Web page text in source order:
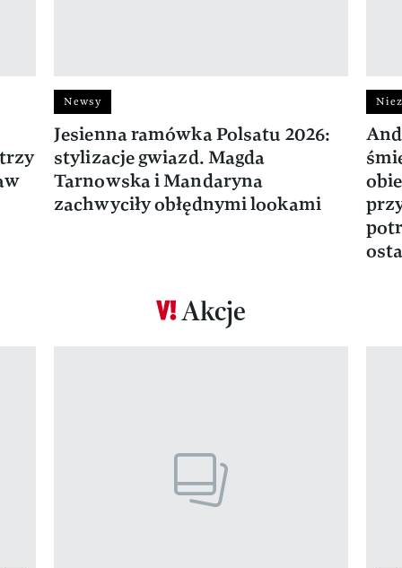
Newsy
Jesienna ramówka Polsatu 2026:
stylizacje gwiazd. Magda
Tarnowska i Mandaryna
zachwyciły obłędnymi lookami
Akcje